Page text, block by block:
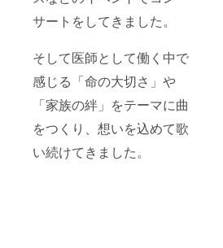
サートをしてきました。
そして医師として働く中で
感じる「命の大切さ」や
「家族の絆」をテーマに曲
をつくり、想いを込めて歌
い続けてきました。